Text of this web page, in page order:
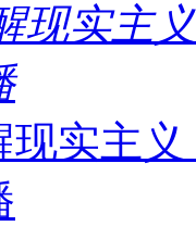
现实主
现实主